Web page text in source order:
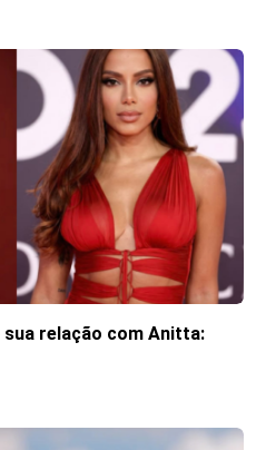
relação com Anitta: